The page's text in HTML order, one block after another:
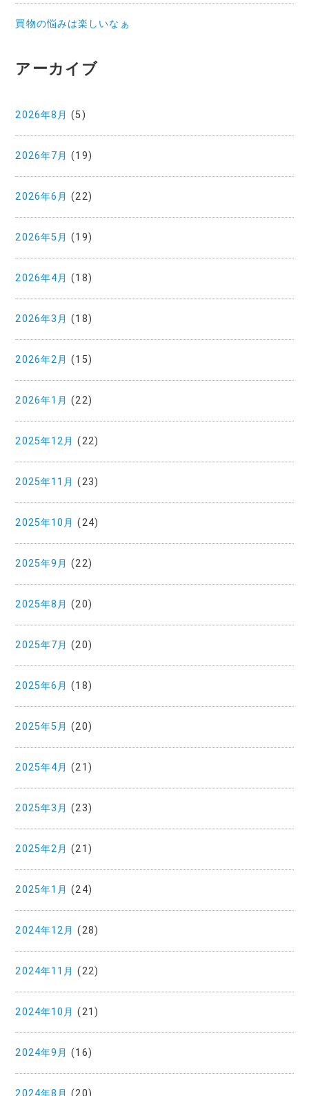
買物の悩みは楽しいなぁ
アーカイブ
2026年8月 (5)
2026年7月 (19)
2026年6月 (22)
2026年5月 (19)
2026年4月 (18)
2026年3月 (18)
2026年2月 (15)
2026年1月 (22)
2025年12月 (22)
2025年11月 (23)
2025年10月 (24)
2025年9月 (22)
2025年8月 (20)
2025年7月 (20)
2025年6月 (18)
2025年5月 (20)
2025年4月 (21)
2025年3月 (23)
2025年2月 (21)
2025年1月 (24)
2024年12月 (28)
2024年11月 (22)
2024年10月 (21)
2024年9月 (16)